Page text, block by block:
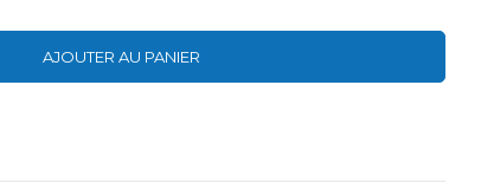
AJOUTER AU PANIER